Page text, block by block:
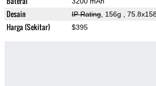
Desain IP Rating, 156g ,
Harga (Sekitar) $395